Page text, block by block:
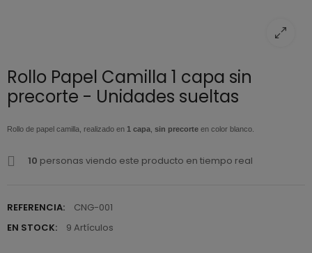
Rollo Papel Camilla 1 capa sin
precorte - Unidades sueltas
Rollo de papel camilla, realizado en 1 capa sin precorte en color blanco.
10 personas viendo este producto en tiempo real
REFERENCIA:
CNG-001
EN STOCK:
9 Artículos